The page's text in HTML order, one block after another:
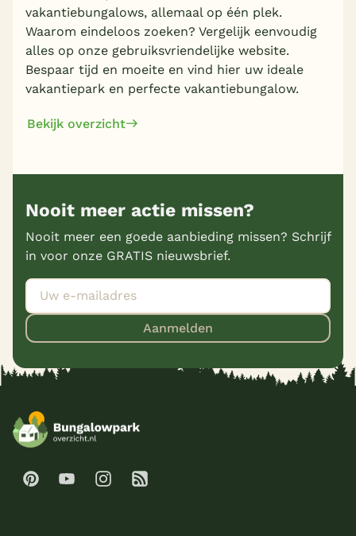
vakantiebungalows, allemaal op één plek.
Waarom eindeloos zoeken? Vergelijk eenvoudig
alles op onze gebruiksvriendelijke website.
Bespaar tijd en moeite en vind hier uw ideale
vakantiepark en perfecte vakantiebungalow.
Bekijk overzicht
Nooit meer actie missen?
Nooit meer een goede aanbieding missen? Schrijf
in voor onze GRATIS nieuwsbrief.
Aanmelden